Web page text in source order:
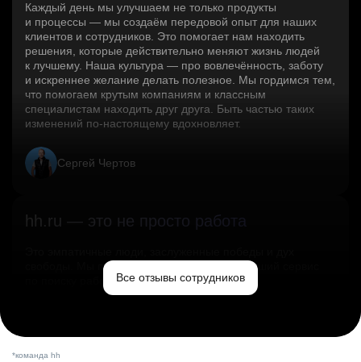
Каждый день мы улучшаем не только продукты
и процессы — мы создаём передовой опыт для наших
клиентов и сотрудников. Это помогает нам находить
решения, которые действительно меняют жизнь людей
к лучшему. Наша культура — про вовлечённость, заботу
и искреннее желание делать полезное. Мы гордимся тем,
что помогаем крутым компаниям и классным
специалистам находить друг друга. Быть частью таких
изменений по‑настоящему вдохновляет.
Сергей Чертов
hh.ru — это не просто работа
свободы. Мы помогаем миру и создаём лучший сервис
по поиску работы в стране.Все отзывы сотрудников
*команда hh